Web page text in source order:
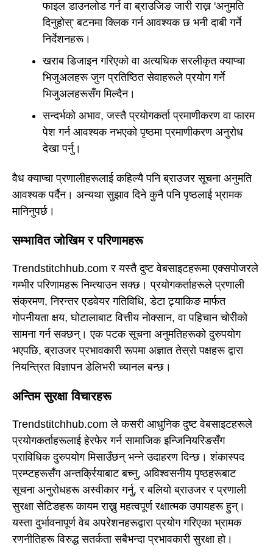
फाइल डाउनलोड गर्न वा ब्राउजिङ जारी राख्न 'अनुमति
दिनुहोस्' बटनमा क्लिक गर्न आवश्यक छ भनी दाबी गर्ने
निर्देशनहरू।
खराब डिजाइन गरिएको वा अत्यधिक सरलीकृत क्याप्चा
भिजुअलहरू जुन प्रतिष्ठित सेवाहरूले प्रयोग गर्ने
भिजुअलहरूसँग मिल्दैन।
सन्दर्भको अभाव, जस्तै प्रयोगकर्ता प्रमाणीकरण वा फारम
पेश गर्न आवश्यक नभएको पृष्ठमा प्रमाणीकरण अनुरोध
देखा पर्नु।
वैध क्याप्चा प्रणालीहरूलाई कहिल्यै पनि ब्राउजर सूचना अनुमति
आवश्यक पर्दैन। अन्यथा सुझाव दिने कुनै पनि पृष्ठलाई भ्रामक
मानिनुपर्छ।
सम्भावित जोखिम र परिणामहरू
Trendstitchhub.com र यस्तै दुष्ट वेबसाइटहरूमा एक्सपोजरले
गम्भीर परिणामहरू निम्त्याउन सक्छ। प्रयोगकर्ताहरूले प्रणाली
संक्रमण, निरन्तर एडवेयर गतिविधि, डेटा ट्र्याकिङ मार्फत
गोपनीयता क्षय, घोटालाबाट वित्तीय नोक्सान, वा पहिचान चोरीको
सामना गर्न सक्छन्। एक पटक सूचना अनुमतिहरूको दुरुपयोग
भएपछि, ब्राउजर प्रभावकारी रूपमा अज्ञात तेस्रो पक्षहरू द्वारा
नियन्त्रित विज्ञापन डेलिभरी च्यानल बन्छ।
अन्तिम सुरक्षा विचारहरू
Trendstitchhub.com ले कसरी आधुनिक दुष्ट वेबसाइटहरूले
प्रयोगकर्ताहरूलाई हेरफेर गर्न सामाजिक इन्जिनियरिङसँग
प्राविधिक दुरुपयोग मिसाउँछन् भन्ने उदाहरण दिन्छ। शंकास्पद
प्रम्प्टहरूसँग अन्तर्क्रियाबाट बच्नु, अविश्वसनीय पृष्ठहरूबाट
सूचना अनुरोधहरू अस्वीकार गर्नु, र बलियो ब्राउजर र प्रणाली
सुरक्षा सेटिङहरू कायम राख्नु महत्वपूर्ण रक्षात्मक उपायहरू हुन्।
यस्ता दुर्भावनापूर्ण वेब अपरेशनहरूद्वारा प्रयोग गरिएका भ्रामक
रणनीतिहरू विरुद्ध सतर्कता सबैभन्दा प्रभावकारी सुरक्षा हो।